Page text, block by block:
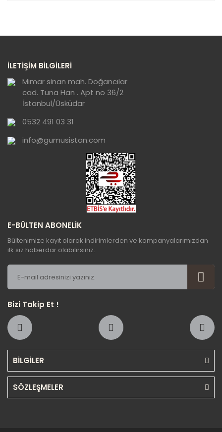
görüntülenemiyor.
Ürün açıklamasında eksik bilgiler bulunuyor.
Ürün bilgilerinde hatalar bulunuyor.
Ürün fiyatı diğer sitelerden daha pahalı.
Bu ürüne benzer farklı alternatifler olmalı.
Gönder
İLETİŞİM BİLGİLERİ
Mimar sinan mah. Doğancılar
cad. Tuna Han . Apt no 36/2
İstanbul/Üsküdar
0532 491 03 31
info@gumusistan.com
BİLGİLER
SÖZLEŞMELER
E-BÜLTEN ABONELİK
Bültenimize kayıt olarak indirimlerden ve kampanyalarımızdan
ilk siz haberdar olabilirsiniz.
Bizi Takip Et !